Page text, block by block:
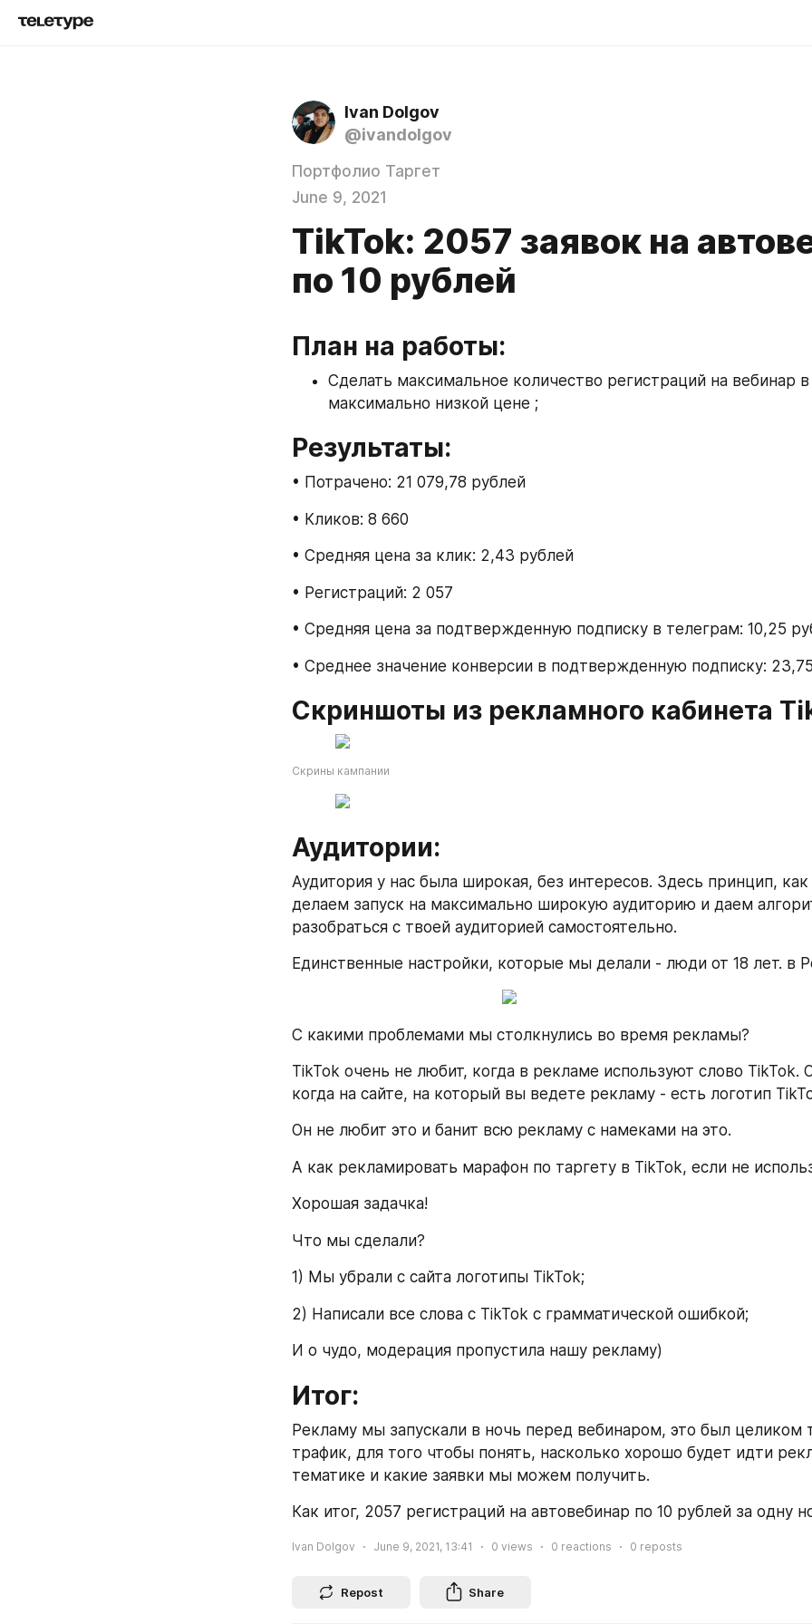
Ivan Dolgov
@ivandolgov
Портфолио Таргет
June 9, 2021
TikTok: 2057 заявок на
по 10 рублей
План на работы:
Сделать максимальное количество регистраций на вебинар
максимально низкой цене ;
Результаты:
• Потрачено: 21 079,78 рублей
• Кликов: 8 660
• Средняя цена за клик: 2,43 рублей
• Регистраций: 2 057
• Средняя цена за подтвержденную подписку в телеграм: 10,25
• Среднее значение конверсии в подтвержденную подписку:
Скриншоты из рекламного кабинета
Скрины кампании
Аудитории:
Аудитория у нас была широкая, без интересов. Здесь принцип,
делаем запуск на максимально широкую аудиторию и даем
разобраться с твоей аудиторией самостоятельно.
Единственные настройки, которые мы делали - люди от 18 лет. в
С какими проблемами мы столкнулись во время рекламы?
TikTok очень не любит, когда в рекламе используют слово TikTok.
когда на сайте, на который вы ведете рекламу - есть логотип
Он не любит это и банит всю рекламу с намеками на это.
А как рекламировать марафон по таргету в TikTok, если не
Хорошая задачка!
Что мы сделали?
1) Мы убрали с сайта логотипы TikTok;
2) Написали все слова с TikTok с грамматической ошибкой;
И о чудо, модерация пропустила нашу рекламу)
Итог:
Рекламу мы запускали в ночь перед вебинаром, это был целиком
трафик, для того чтобы понять, насколько хорошо будет идти
тематике и какие заявки мы можем получить.
Как итог, 2057 регистраций на автовебинар по 10 рублей за одну
Ivan Dolgov June 9, 2021, 13:41 0 views 0 reactions 0 reposts
Repost Share